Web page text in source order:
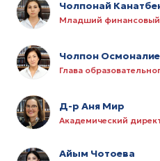
Чолпонай
Младший финансовый
Чолпон
Глава
Д-р Аня Мир
Академический
Айым Чотоева